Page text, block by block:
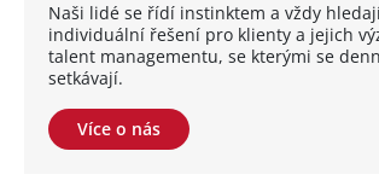
Naši lidé se řídí instinktem a vždy
individuální řešení pro klienty a jejich
talent managementu, se kterými se
setkávají.
Více o nás